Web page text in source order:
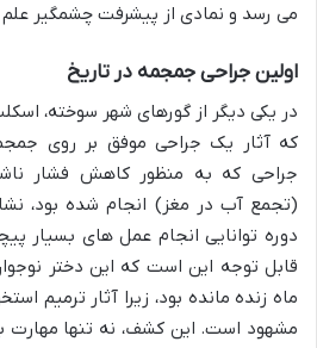
می رسد و نمادی از پیشرفت چشمگیر
اولین جراحی جمجمه در تاریخ
که آثار یک جراحی موفق بر روی
جراحی که به منظور کاهش فشار
(تجمع آب در مغز) انجام شده بود،
دوره توانایی انجام عمل های بسیار
قابل توجه این است که این دختر
ماه زنده مانده بود، زیرا آثار ترمیم
مشهود است. این کشف، نه تنها مهارت